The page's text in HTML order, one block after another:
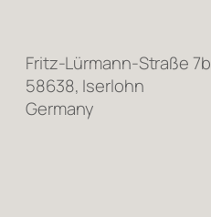
Fritz-Lürmann-Straße 7b
58638, Iserlohn
Germany